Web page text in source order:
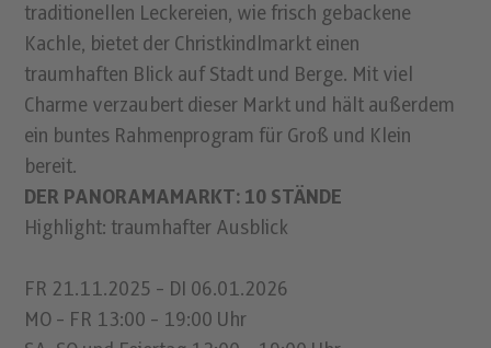
traditionellen Leckereien, wie frisch gebackene
Kachle, bietet der Christkindlmarkt einen
traumhaften Blick auf Stadt und Berge. Mit viel
Charme verzaubert dieser Markt und hält außerdem
ein buntes Rahmenprogram für Groß und Klein
bereit.
DER PANORAMAMARKT: 10 STÄNDE
Highlight: traumhafter Ausblick
FR 21.11.2025 - DI 06.01.2026
MO - FR 13:00 - 19:00 Uhr